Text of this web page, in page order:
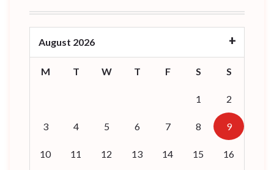
August 2026
M T W T F S S
1 2
3 4 5 6 7 8 9
10 11 12 13 14 15 16